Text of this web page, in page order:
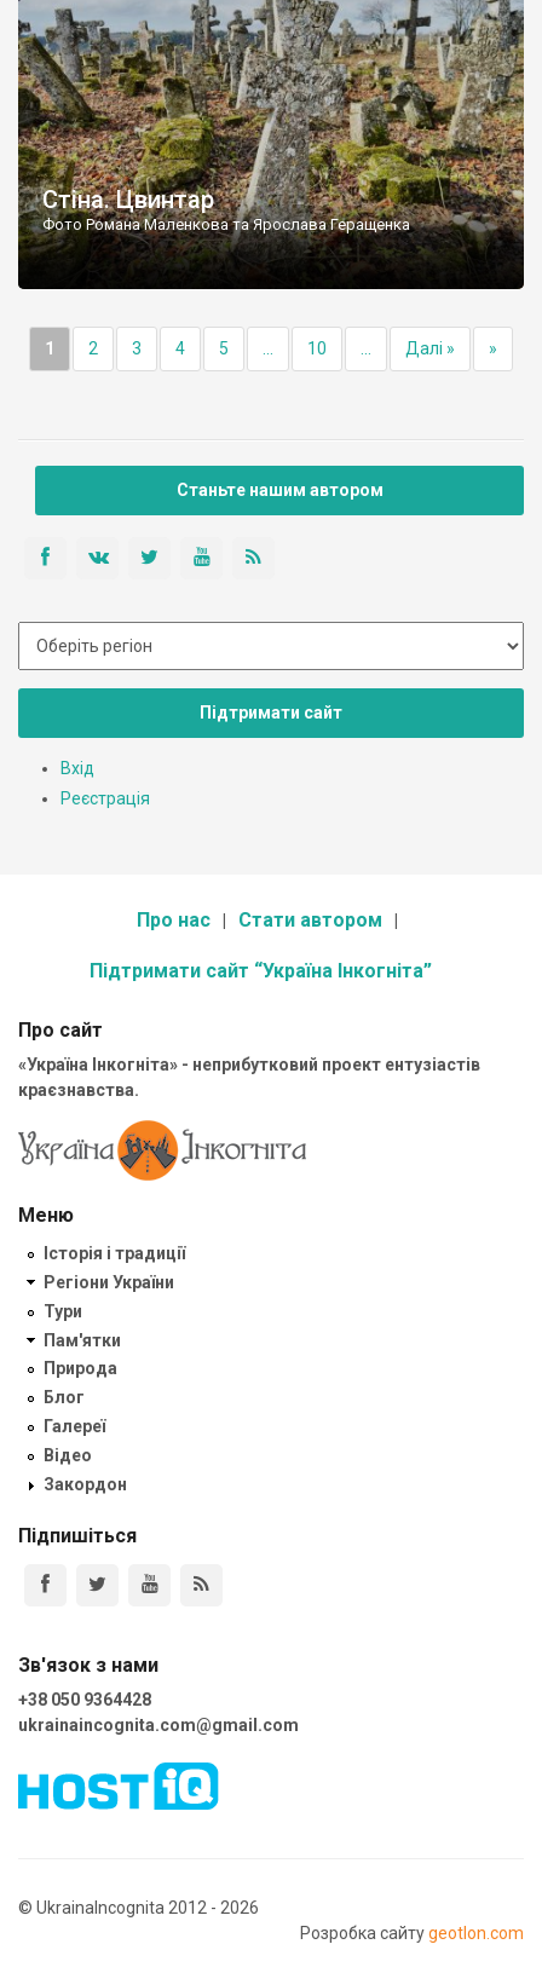
Стіна. Цвинтар
Фото Романа Маленкова та Ярослава Геращенка
1 2 3 4 5 10 Далі » »
Станьте нашим автором
Підтримати сайт
Вхід
Реєстрація
Про нас Стати автором
Підтримати сайт “Україна Інкогніта”
Про сайт
«Україна Інкогніта» - неприбутковий проект ентузіастів
краєзнавства.
Меню
Історія і традиції
Регіони України
Тури
Пам'ятки
Природа
Блог
Галереї
Відео
Закордон
Підпишіться
Зв'язок з нами
+38 050 9364428
ukrainaincognita.com@gmail.com
© UkrainaIncognita 2012 - 2026
Розробка сайтуgeotlon.com